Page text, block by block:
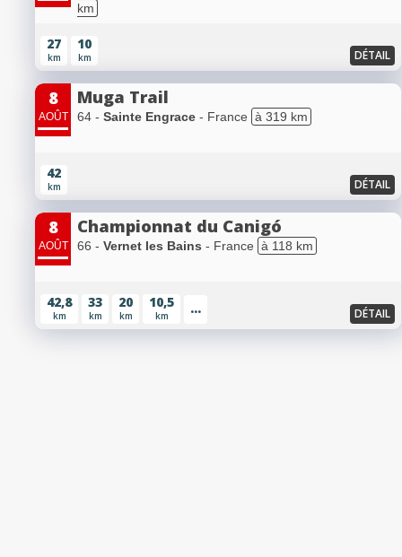
km
27
km
10
km DÉTAIL
8
AOÛT
Muga Trail
64 - Sainte Engrace - France à 319 km
42
km DÉTAIL
8
AOÛT
Championnat du Canigó
66 - Vernet les Bains - France à 118 km
42,8
km
33
km
20
km
10,5
km ... DÉTAIL